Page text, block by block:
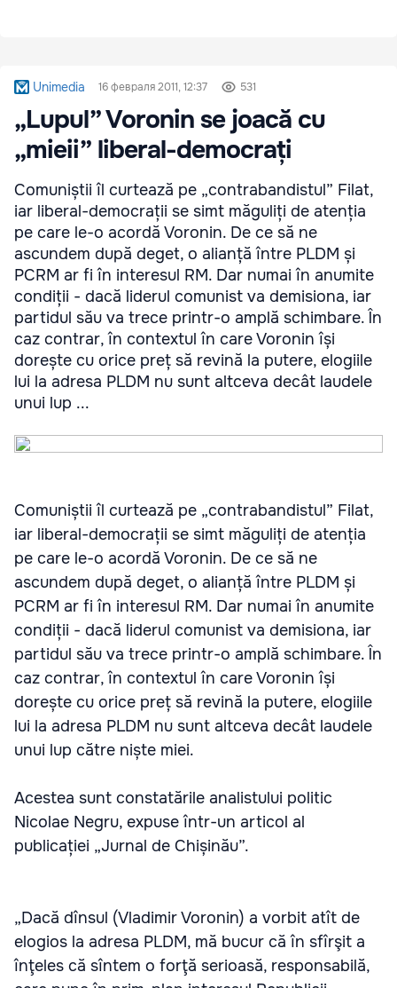
Unimedia 16 февраля 2011, 12:37 531
„Lupul” Voronin se joacă cu
„mieii” liberal-democrați
Comuniștii îl curtează pe „contrabandistul” Filat,
iar liberal-democrații se simt măguliți de atenția
pe care le-o acordă Voronin. De ce să ne
ascundem după deget, o alianță între PLDM și
PCRM ar fi în interesul RM. Dar numai în anumite
condiții - dacă liderul comunist va demisiona, iar
partidul său va trece printr-o amplă schimbare. În
caz contrar, în contextul în care Voronin își
dorește cu orice preț să revină la putere, elogiile
lui la adresa PLDM nu sunt altceva decât laudele
unui lup ...
Comuniștii îl curtează pe „contrabandistul” Filat,
iar liberal-democrații se simt măguliți de atenția
pe care le-o acordă Voronin. De ce să ne
ascundem după deget, o alianță între PLDM și
PCRM ar fi în interesul RM. Dar numai în anumite
condiții - dacă liderul comunist va demisiona, iar
partidul său va trece printr-o amplă schimbare. În
caz contrar, în contextul în care Voronin își
dorește cu orice preț să revină la putere, elogiile
lui la adresa PLDM nu sunt altceva decât laudele
unui lup către niște miei.
Acestea sunt constatările analistului politic
Nicolae Negru, expuse într-un articol al
publicației „Jurnal de Chișinău”.
„Dacă dînsul (Vladimir Voronin) a vorbit atît de
elogios la adresa PLDM, mă bucur că în sfîrşit a
înţeles că sîntem o forţă serioasă, responsabilă,